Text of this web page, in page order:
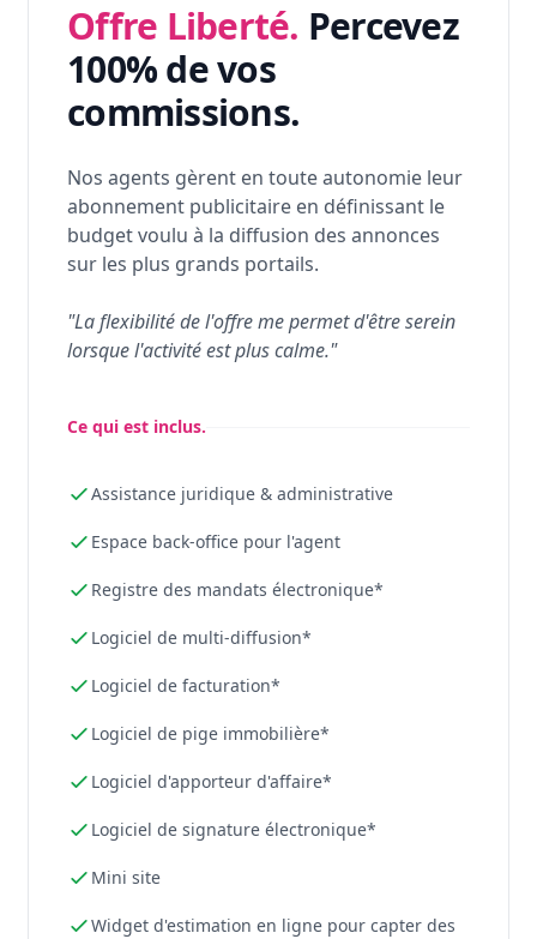
Offre Liberté. Percevez
100% de vos
commissions.
Nos agents gèrent en toute autonomie leur
abonnement publicitaire en définissant le
budget voulu à la diffusion des annonces
sur les plus grands portails.
"La flexibilité de l'offre me permet d'être serein
lorsque l'activité est plus calme."
Ce qui est inclus.
Assistance juridique & administrative
Espace back-office pour l'agent
Registre des mandats électronique*
Logiciel de multi-diffusion*
Logiciel de facturation*
Logiciel de pige immobilière*
Logiciel d'apporteur d'affaire*
Logiciel de signature électronique*
Mini site
Widget d'estimation en ligne pour capter des